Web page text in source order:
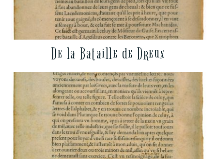
De la Bataille de Dreux